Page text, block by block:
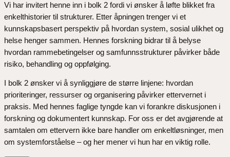
Vi har invitert henne inn i bolk 2 fordi vi ønsker å løfte blikket fra
enkelthistorier til strukturer. Etter åpningen trenger vi et
kunnskapsbasert perspektiv på hvordan system, sosial ulikhet og
helse henger sammen. Hennes forskning bidrar til å belyse
hvordan rammebetingelser og samfunnsstrukturer påvirker både
risiko, behandling og oppfølging.
I bolk 2 ønsker vi å synliggjøre de større linjene: hvordan
prioriteringer, ressurser og organisering påvirker ettervernet i
praksis. Med hennes faglige tyngde kan vi forankre diskusjonen i
forskning og dokumentert kunnskap. For oss er det avgjørende at
samtalen om ettervern ikke bare handler om enkeltløsninger, men
om systemforståelse – og her mener vi hun har en viktig rolle.